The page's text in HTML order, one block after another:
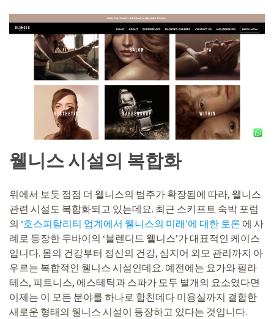
웰니스 시설의 복합화
위에서 보듯 점점 더 웰니스의 범주가 확장됨에 따라, 웰니스
관련 시설도 복합화되고 있는데요. 최근 스키프트 숙박 포럼
의 ‘호스피탈리티 업계에서 웰니스의 미래’에 대한 토론 에 사
례로 등장한 두바이의 ‘블렌디드 웰니스’가 대표적인 케이스
입니다. 몸의 건강부터 정신의 건강, 심지어 외모 관리까지 아
우르는 복합적인 웰니스 시설인데요. 예전에는 요가와 필라
테스, 피트니스, 에스테틱과 스파가 모두 별개의 요소였다면
이제는 이 모든 분야를 하나로 합친데다 미용실까지 결합한
새로운 형태의 웰니스 시설이 등장하고 있다는 것입니다.